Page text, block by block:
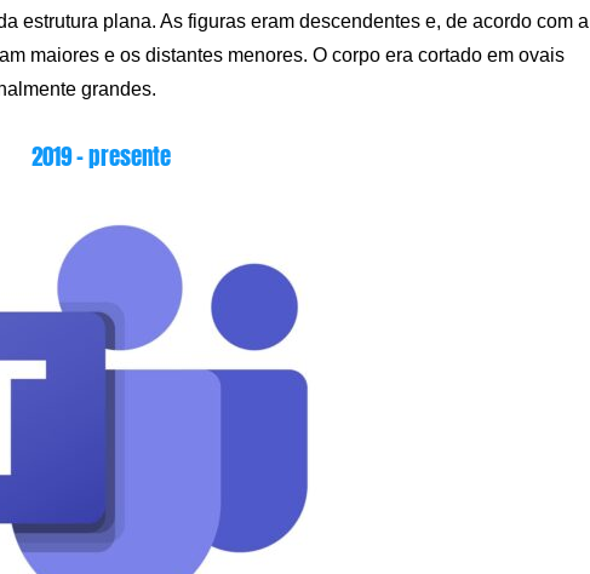
estrutura plana. As figuras eram descendentes e, de acordo com a
maiores e os distantes menores. O corpo era cortado em ovais
grandes.
2019 – presente